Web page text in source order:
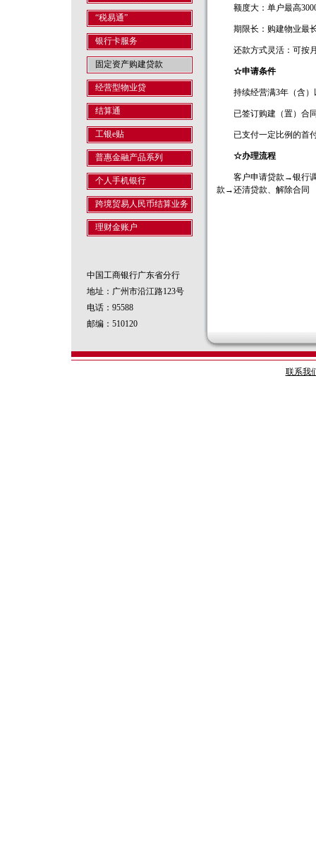
“税易通”
银行卡服务
固定资产购建贷款
经营型物业贷
结算通
工银e贴
普惠金融产品系列
个人手机银行
跨境贸易人民币结算业务
理财金账户
中国工商银行广东省分行
地址：广州市沿江路123号
电话：95588
邮编：510120
额度大：单户最高
期限长：购建物业最长
还款方式灵活：可按月
☆申请条件
持续经营满3年（含）
已签订购建（置）合同
已支付一定比例的首
☆办理流程
客户申请贷款→银行调
款→还清贷款、解除合同
联系我